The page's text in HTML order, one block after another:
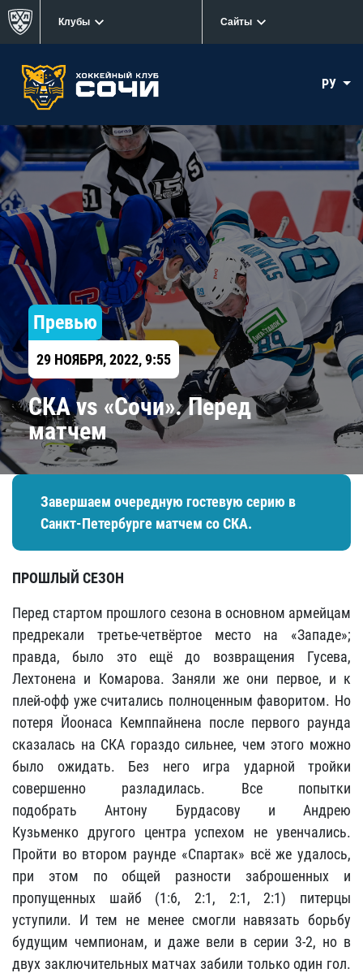
Клубы Сайты
РУ
Превью
29 НОЯБРЯ, 2022, 9:55
СКА vs «Сочи». Перед
матчем
Завершаем очередную гостевую серию в
Санкт-Петербурге матчем со СКА.
ПРОШЛЫЙ СЕЗОН
Перед стартом прошлого сезона в основном армейцам
предрекали третье-четвёртое место на «Западе»;
правда, было это ещё до возвращения Гусева,
Лехтонена и Комарова. Заняли же они первое, и к
плей-офф уже считались полноценным фаворитом. Но
потеря Йоонаса Кемппайнена после первого раунда
сказалась на СКА гораздо сильнее, чем этого можно
было ожидать. Без него игра ударной тройки
совершенно разладилась. Все попытки
подобрать Антону Бурдасову и Андрею
Кузьменко другого центра успехом не увенчались.
Пройти во втором раунде «Спартак» всё же удалось,
при этом по общей разности заброшенных и
пропущенных шайб (1:6, 2:1, 2:1, 2:1) питерцы
уступили. И тем не менее смогли навязать борьбу
будущим чемпионам, и даже вели в серии 3-2, но в
двух заключительных матчах забили только один гол.